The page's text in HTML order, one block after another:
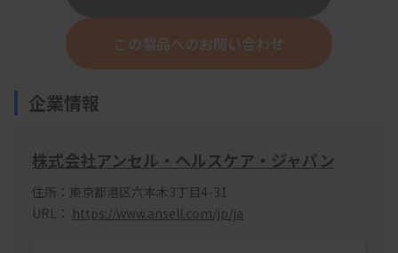
この製品へのお問い合わせ
企業情報
株式会社アンセル・ヘルスケア・ジャパン
住所：東京都港区六本木3丁目4-31
URL： https://www.ansell.com/jp/ja